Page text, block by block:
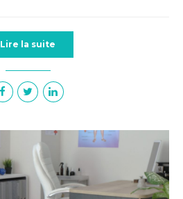
Lire la suite